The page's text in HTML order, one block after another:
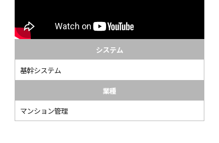
システム
基幹システム
業種
マンション管理